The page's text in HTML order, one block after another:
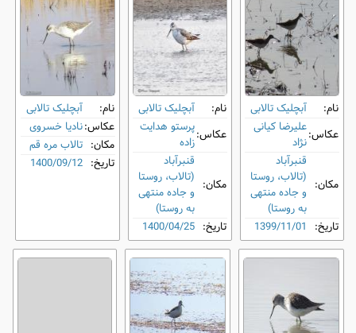
نام:
آبچلیک تالابی
عکاس:علیرضا کیانی
نژاد
مکان:
قنبرآباد
(تالاب، روستا
و جاده منتهی
به روستا)
تاریخ: 1399/11/01
نام:
آبچلیک تالابی
عکاس:پرستو هدایت
زاده
مکان:
قنبرآباد
(تالاب، روستا
و جاده منتهی
به روستا)
تاریخ: 1400/04/25
نام:
آبچلیک تالابی
عکاس:نادیا خسروی
مکان: تالاب مره قم
تاریخ: 1400/09/12